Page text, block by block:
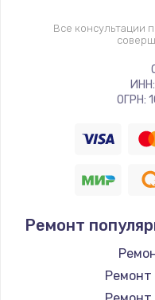
Замена
Все консультации
ОГРН:
Ремонт
Ремонт